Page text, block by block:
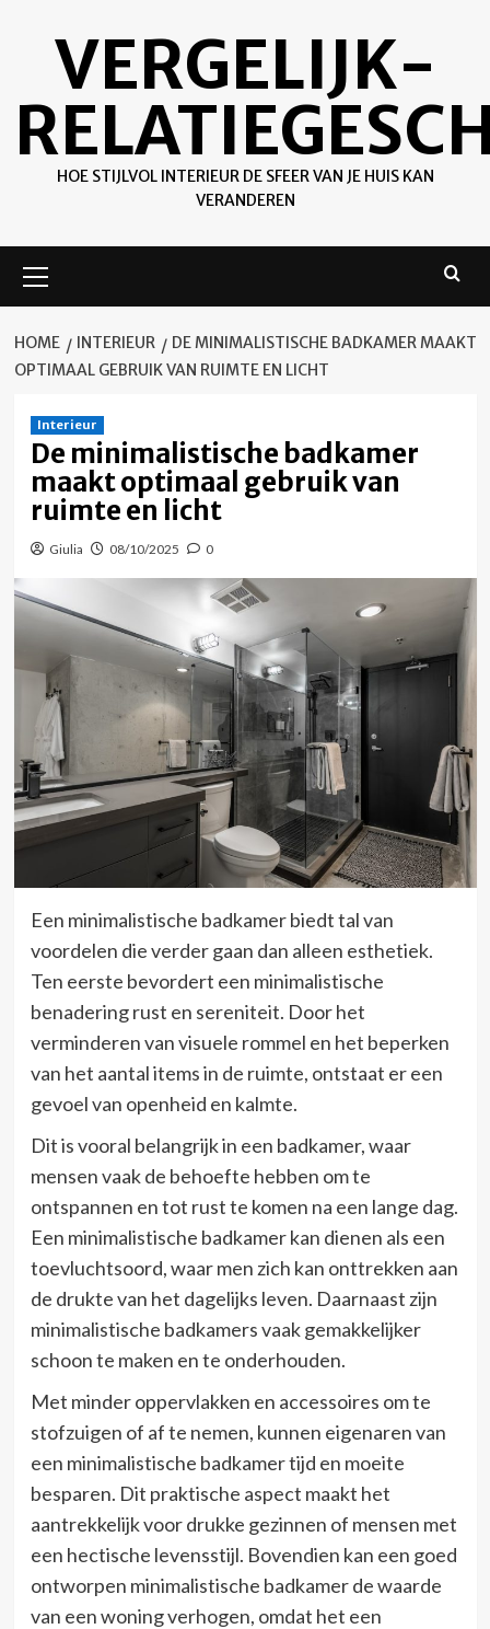
VERGELIJK-
HOE STIJLVOL INTERIEUR DE SFEER VAN JE HUIS KAN
VERANDEREN
menu
HOME INTERIEUR
DE MINIMALISTISCHE BADKAMER MAAKT
OPTIMAAL GEBRUIK VAN RUIMTE EN LICHT
Interieur
De minimalistische badkamer
maakt optimaal gebruik van
ruimte en licht
Giulia 08/10/2025 0
Een minimalistische badkamer biedt tal van
voordelen die verder gaan dan alleen esthetiek.
Ten eerste bevordert een minimalistische
benadering rust en sereniteit. Door het
verminderen van visuele rommel en het beperken
van het aantal items in de ruimte, ontstaat er een
gevoel van openheid en kalmte.
Dit is vooral belangrijk in een badkamer, waar
mensen vaak de behoefte hebben om te
ontspannen en tot rust te komen na een lange dag.
Een minimalistische badkamer kan dienen als een
toevluchtsoord, waar men zich kan onttrekken aan
de drukte van het dagelijks leven. Daarnaast zijn
minimalistische badkamers vaak gemakkelijker
schoon te maken en te onderhouden.
Met minder oppervlakken en accessoires om te
stofzuigen of af te nemen, kunnen eigenaren van
een minimalistische badkamer tijd en moeite
besparen. Dit praktische aspect maakt het
aantrekkelijk voor drukke gezinnen of mensen met
een hectische levensstijl. Bovendien kan een goed
ontworpen minimalistische badkamer de waarde
van een woning verhogen, omdat het een